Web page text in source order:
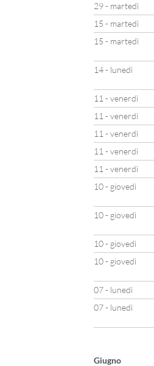
29 - martedì
15 - martedì
15 - martedì
14 - lunedì
11 - venerdì
11 - venerdì
11 - venerdì
11 - venerdì
11 - venerdì
10 - giovedì
10 - giovedì
10 - giovedì
10 - giovedì
07 - lunedì
07 - lunedì
Giugno